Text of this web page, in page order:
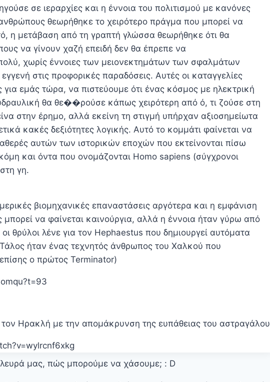
σε ιεραρχίες και η έννοια του πολιτισμού με κανόνες
θεωρήθηκε το χειρότερο πράγμα που μπορεί να
η μετάβαση από τη γραπτή γλώσσα θεωρήθηκε ότι θα
να γίνουν χαζή επειδή δεν θα έπρεπε να
χωρίς έννοιες των μειονεκτημάτων των σφαλμάτων
στις προφορικές παραδόσεις. Αυτές οι καταγγελίες
για εμάς τώρα, να πιστεύουμε ότι ένας κόσμος με ηλεκτρική
θα θε��ρούσε κάπως χειρότερη από ό, τι ζούσε στη
στην έρημο, αλλά εκείνη τη στιγμή υπήρχαν αξιοσημείωτα
κακές δεξιότητες λογικής. Αυτό το κομμάτι φαίνεται να
αυτών των ιστορικών εποχών που εκτείνονται πίσω
και όντα που ονομάζονται Homo sapiens (σύγχρονοι
γη.
βιομηχανικές επαναστάσεις αργότερα και η εμφάνιση
μπορεί να φαίνεται καινούργια, αλλά η έννοια ήταν γύρω από
θρύλοι λένε για τον Hephaestus που δημιουργεί αυτόματα
ήταν ένας τεχνητός άνθρωπος του Χαλκού που
ο πρώτος Terminator)
Ηρακλή με την απομάκρυνση της ευπάθειας του αστραγάλου
μας, πώς μπορούμε να χάσουμε; : D